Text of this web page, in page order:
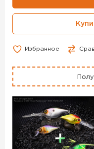
по цене 36 990 руб. с
Для того, чтобы купить
корзину или
Избранное